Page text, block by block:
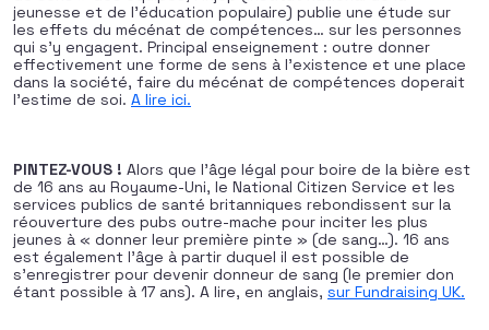
jeunesse et de l’éducation populaire) publie une étude sur
les effets du mécénat de compétences… sur les personnes
qui s’y engagent. Principal enseignement : outre donner
effectivement une forme de sens à l’existence et une place
dans la société, faire du mécénat de compétences doperait
l’estime de soi. A lire ici.
PINTEZ-VOUS ! Alors que l’âge légal pour boire de la bière est
de 16 ans au Royaume-Uni, le National Citizen Service et les
services publics de santé britanniques rebondissent sur la
réouverture des pubs outre-mache pour inciter les plus
jeunes à « donner leur première pinte » (de sang…). 16 ans
est également l’âge à partir duquel il est possible de
s’enregistrer pour devenir donneur de sang (le premier don
étant possible à 17 ans). A lire, en anglais, sur Fundraising UK.